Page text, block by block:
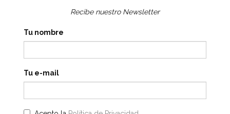
Recibe nuestro Newsletter
Tu nombre
Tu e-mail